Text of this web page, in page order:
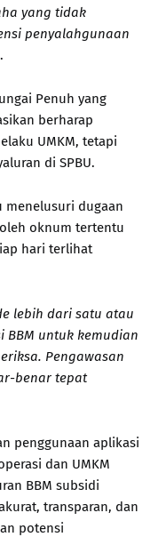
yang tidak
penyalahgunaan
.
Penuh yang
berharap
UMKM, tetapi
di SPBU.
menelusuri dugaan
oknum tertentu
hari terlihat
lebih dari satu atau
untuk kemudian
Pengawasan
benar tepat
penggunaan aplikasi
dan UMKM
BBM subsidi
transparan, dan
potensi